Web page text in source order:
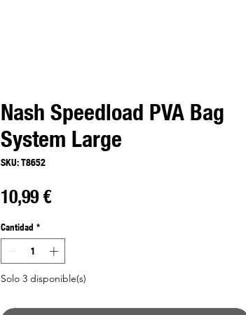
Nash Speedload PVA Bag
System Large
SKU: T8652
10,99 €Precio
Cantidad *
Solo 3 disponible(s)